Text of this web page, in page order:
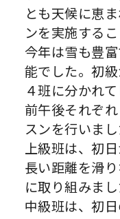
とも天候に恵
ンを実施する
今年は雪も豊
能でした。初
４班に分かれ
前午後それぞ
スンを行いまし
上級班は、初
長い距離を滑
に取り組みまし
中級班は、初